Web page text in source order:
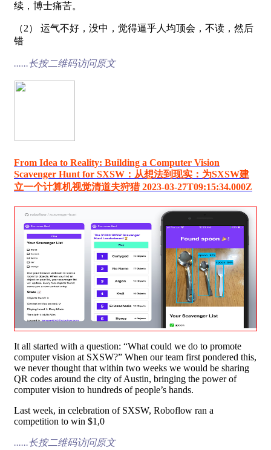
续，博士痛苦。
（2） 运气不好，没中，觉得逼乎人均顶会，不读，然后
错
......长按二维码访问原文
From Idea to Reality: Building a Computer Vision
Scavenger Hunt for SXSW：从想法到现实：为SXSW建
立一个计算机视觉清道夫狩猎 2023-03-27T09:15:34.000Z
It all started with a question: “What could we do to promote
computer vision at SXSW?” When our team first pondered this,
we never thought that within two weeks we would be sharing
QR codes around the city of Austin, bringing the power of
computer vision to hundreds of people’s hands.
Last week, in celebration of SXSW, Roboflow ran a
competition to win $1,0
......长按二维码访问原文